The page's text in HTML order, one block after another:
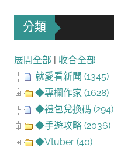
分類
展開全部
收合全部
就愛看新聞 (1345)
◆專欄作家 (1628)
◆禮包兌換碼 (294)
◆手遊攻略 (2036)
◆Vtuber (40)